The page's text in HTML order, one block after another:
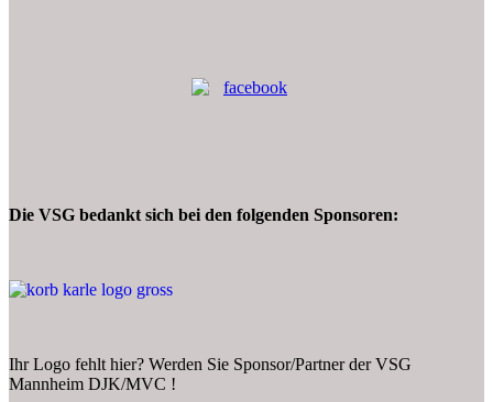
Die VSG bedankt sich bei den folgenden Sponsoren:
Ihr Logo fehlt hier? Werden Sie Sponsor/Partner der VSG
Mannheim DJK/MVC !